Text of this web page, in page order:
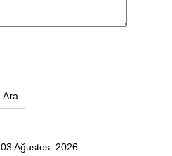
Ara
03 Ağustos. 2026